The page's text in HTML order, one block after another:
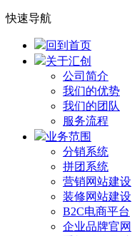
快速导航
回到首页
关于汇创
公司简介
我们的优势
我们的团队
服务流程
业务范围
分销系统
拼团系统
营销网站建设
装修网站建设
B2C电商平台
企业品牌官网